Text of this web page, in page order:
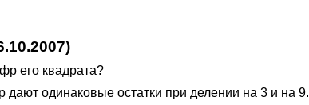
его квадрата?
дают одинаковые остатки при делении на 3 и на 9.